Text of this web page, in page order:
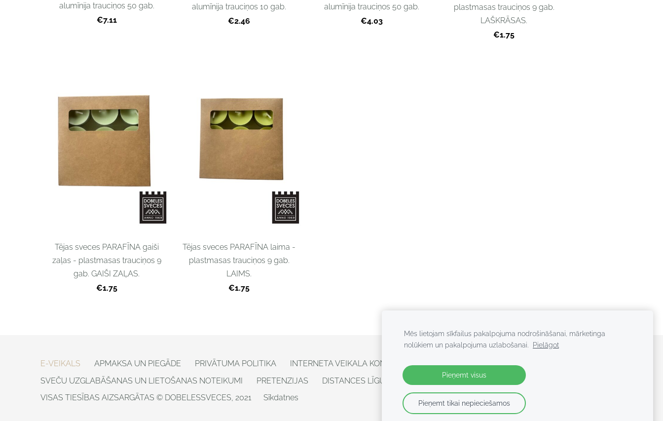
alumīnija trauciņos 50 gab.
€7.11
alumīnija trauciņos 10 gab.
€2.46
alumīnija trauciņos 50 gab.
€4.03
plastmasas trauciņos 9 gab.
LAŠKRĀSAS.
€1.75
Tējas sveces PARAFĪNA gaiši
zaļas - plastmasas trauciņos 9
gab. GAIŠI ZAĻAS.
€1.75
Tējas sveces PARAFĪNA laima -
plastmasas trauciņos 9 gab.
LAIMS.
€1.75
E-VEIKALS APMAKSA UN PIEGĀDE PRIVĀTUMA POLITIKA
INTERNETA VEIKALA KONTAKTI
SVEČU UZGLABĀŠANAS UN LIETOŠANAS NOTEIKUMI
PRETENZIJAS
DISTANCES LĪGUMS - ATTEIKUMA TIESĪBAS
VISAS TIESĪBAS AIZSARGĀTAS © DOBELESSVECES, 2021
Sīkdatnes
Mēs lietojam sīkfailus pakalpojuma nodrošināšanai, mārketinga
nolūkiem un pakalpojuma uzlabošanai.
Pielāgot
Pieņemt visus
Pieņemt tikai nepieciešamos